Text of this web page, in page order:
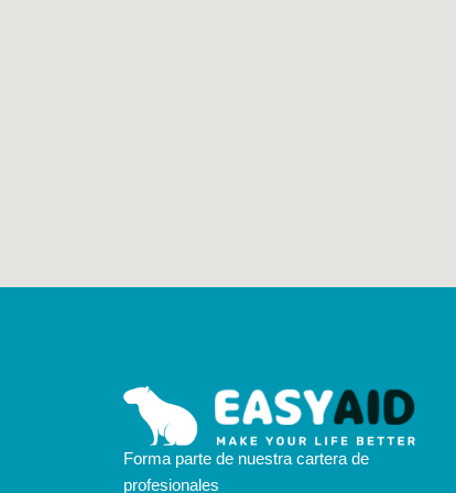
Forma parte de nuestra cartera de
profesionales